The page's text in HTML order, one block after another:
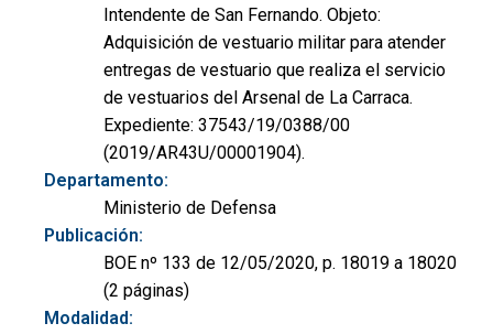
Intendente de San Fernando. Objeto:
Adquisición de vestuario militar para atender
entregas de vestuario que realiza el servicio
de vestuarios del Arsenal de La Carraca.
Expediente: 37543/19/0388/00
(2019/AR43U/00001904).
Departamento:
Ministerio de Defensa
Publicación:
BOE nº 133 de 12/05/2020, p. 18019 a 18020
(2 páginas)
Modalidad: